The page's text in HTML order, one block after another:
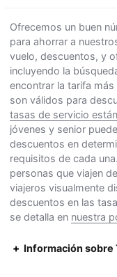
Ofrecemos un buen
para ahorrar a
vuelo, descuentos, y
incluyendo la
encontrar la tarifa
son válidos para
tasas de servicio
jóvenes y senior
descuentos en
requisitos de cada
personas que viajen
viajeros visualmente
descuentos en las
se detalla en nuestra
Información sobre